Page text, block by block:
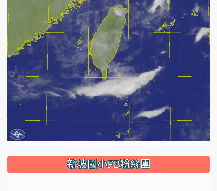
::: 新坡國小FB粉絲團